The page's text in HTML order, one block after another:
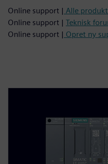
Online support | Alle
Online support | Teknisk
Online support | Opret ny